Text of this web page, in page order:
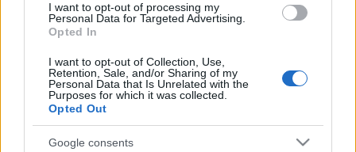
I want to opt-out of processing my
Personal Data for Targeted Advertising.
Opted In
I want to opt-out of Collection, Use,
Retention, Sale, and/or Sharing of my
Personal Data that Is Unrelated with the
Purposes for which it was collected.
Opted Out
Google consents
10.20 – 10.50 Szentivánéji álom – nyílt próba a
Nagyszínházban
11.00 – 11.30 Pomádé király új ruhája - nyílt próba a
Kamaraszínházban
11.40 – 12.10 Carmen – nyílt próba a
Nagyszínházban